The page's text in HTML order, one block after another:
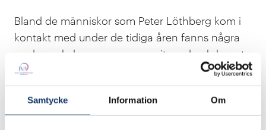
Samtycke Information Om
Bland de människor som Peter Löthberg kom i
kontakt med under de tidiga åren fanns några
av de nyckelpersoner som varit med och byggt
upp
i USA, det som brukar beskrivas
som föregångaren till internet, och som tidigt
blev en testbädd för amerikanska universitet
som ville hitta nya sätt att dela information med